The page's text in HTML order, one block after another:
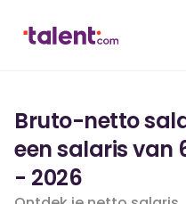
Bruto-netto
een salaris van
- 2026